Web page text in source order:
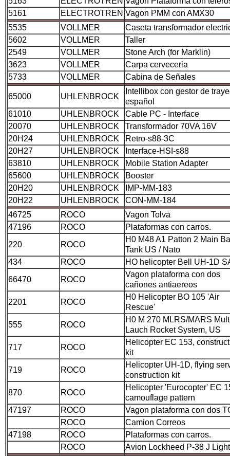
5161
ELECTROTREN Vagon PMM con AMX30
5535
VOLLMER
Caseta transformador
5602
VOLLMER
Taller
2549
VOLLMER
Stone Arch (for Marklin)
3623
VOLLMER
Carpa cerveceria
5733
VOLLMER Cabina de Señales
65000 UHLENBROCK
Intellibox con gestor de
español
61010
UHLENBROCK
Cable PC - Interface
20070
UHLENBROCK
Transformador 70VA 16V
20H24
UHLENBROCK
Retro-s88-3C
20H27
UHLENBROCK
Interface-HSI-s88
63810
UHLENBROCK
Mobile Station Adapter
65600
UHLENBROCK
Booster
20H20
UHLENBROCK
IMP-MM-183
20H22
UHLENBROCK
CON-MM-184
46725
ROCO
Vagon Tolva
47196
ROCO
Plataformas con carros.
220
ROCO
H0 M48 A1 Patton 2 Main
Tank US / Nato
434
ROCO
HO helicopter Bell UH-1D
66470
ROCO
Vagon plataforma con dos
cañones antiaereos
2201
ROCO
H0 Helicopter BO 105 'Air
Rescue'
555
ROCO
H0 M 270 MLRS/MARS
Lauch Rocket System, US
717
ROCO
Helicopter EC 153,
kit
719
ROCO
Helicopter UH-1D, flying
construction kit
870
ROCO
Helicopter 'Eurocopter' EC
camouflage pattern
47197
ROCO
Vagon plataforma con dos
ROCO
Camion Correos
47198
ROCO
Plataformas con carros.
ROCO
Avion Lockheed P-38 J